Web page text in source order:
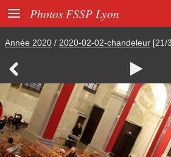
 Photos FSSP Lyon
Année 2020 / 2020-02-02-chandeleur [21/
 